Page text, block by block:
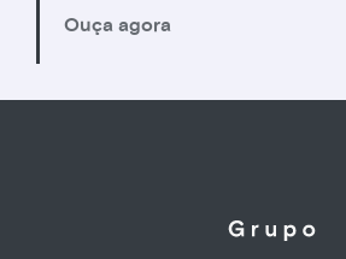
Ouça agora